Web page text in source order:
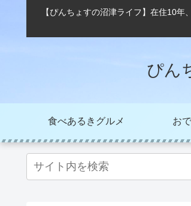
【ぴんちょすの沼津ライフ】在住10
ぴん
食べあるきグルメ お